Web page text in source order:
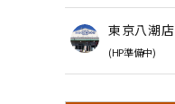
東京八潮店
(HP準備中)